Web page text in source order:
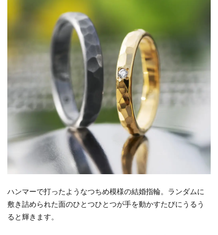
ハンマーで打ったようなつちめ模様の結婚指輪。ランダムに
敷き詰められた面のひとつひとつが手を動かすたびにうるう
ると輝きます。